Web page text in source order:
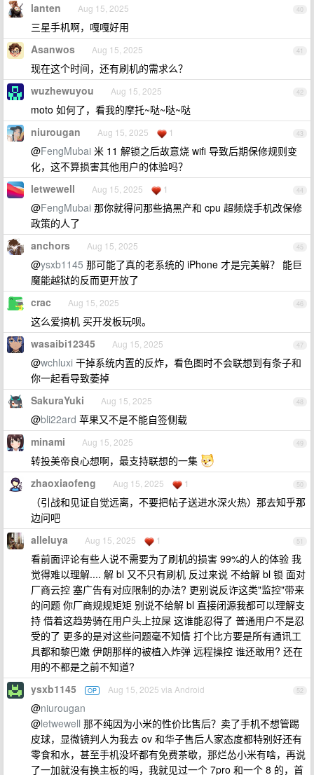
40
lanten Aug 15, 2025
三星手机啊，嘎嘎好用
41
Asanwos Aug 15, 2025
现在这个时间，还有刷机的需求么？
42
wuzhewuyou Aug 15, 2025
moto 如何了，看我的摩托~哒~哒~哒
43
niurougan Aug 15, 2025 1
@FengMubai 米 11 解锁之后故意烧 wifi 导致后期保修规则变
化，这不算损害其他用户的体验吗？
44
letwewell Aug 15, 2025 1
@FengMubai 那你就得问那些搞黑产和 cpu 超频烧手机改保修
政策的人了
45
anchors Aug 15, 2025
@ysxb1145 那可能了真的老系统的 iPhone 才是完美解？ 能巨
魔能越狱的反而更开放了
46
crac Aug 15, 2025
这么爱搞机 买开发板玩呗。
47
wasaibi12345 Aug 15, 2025
@wchluxi 干掉系统内置的反炸，看色图时不会联想到有条子和
你一起看导致萎掉
48
SakuraYuki Aug 15, 2025
@bli22ard 苹果又不是不能自签侧载
49
minami Aug 15, 2025
转投美帝良心想啊，最支持联想的一集
50
zhaoxiaofeng Aug 15, 2025 1
（引战和见证自觉远离，不要把帖子送进水深火热）那去知乎那
边问吧
51
alleluya Aug 15, 2025 1
看前面评论有些人说不需要为了刷机的损害 99%的人的体验 我
觉得难以理解.... 解 bl 又不只有刷机 反过来说 不给解 bl 锁 面对
厂商云控 塞广告有对应限制的办法? 更别说反诈这类"监控"带来
的问题 你厂商规规矩矩 别说不给解 bl 直接闭源我都可以理解支
持 借着这趋势骑在用户头上拉屎 这谁能忍得了 普通用户不是忍
受的了 更多的是对这些问题毫不知情 打个比方要是所有通讯工
具都和黎巴嫩 伊朗那样的被植入炸弹 远程操控 谁还敢用? 还在
用的不都是之前不知道?
52
ysxb1145 OP Aug 15, 2025 via Android
@niurougan
@letwewell 那不纯因为小米的性价比售后？卖了手机不想管踢
皮球，显微镜判人为我去 ov 和华子售后人家态度都特别好还有
零食和水，甚至手机没坏都有免费茶歇，那烂怂小米有啥，再说
了一加就没有换主板的吗，我就见过一个 7pro 和一个 8 的，首